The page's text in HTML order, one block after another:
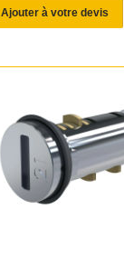
Ajouter à votre devis